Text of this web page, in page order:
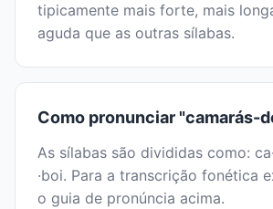
tipicamente mais forte, mais
aguda que as outras sílabas.
Como pronunciar "camarás-
As sílabas são divididas como:
·boi. Para a transcrição fonética
o guia de pronúncia acima.